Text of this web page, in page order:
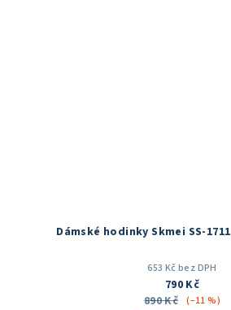
Dámské hodinky Skmei SS-1711
653 Kč bez DPH
790 Kč
890 Kč (–11 %)